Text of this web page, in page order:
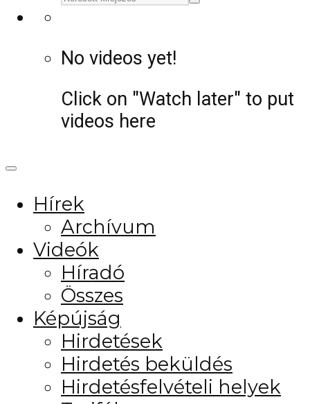
No videos yet!
Click on "Watch later" to put
videos here
Hírek
Archívum
Videók
Híradó
Összes
Képújság
Hirdetések
Hirdetés beküldés
Hirdetésfelvételi helyek